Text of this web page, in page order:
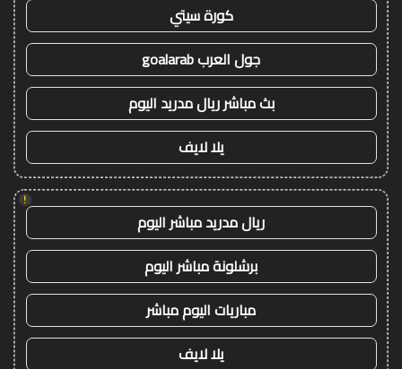
كورة سيتي
جول العرب goalarab
بث مباشر ريال مدريد اليوم
يلا لايف
!
ريال مدريد مباشر اليوم
برشلونة مباشر اليوم
مباريات اليوم مباشر
يلا لايف